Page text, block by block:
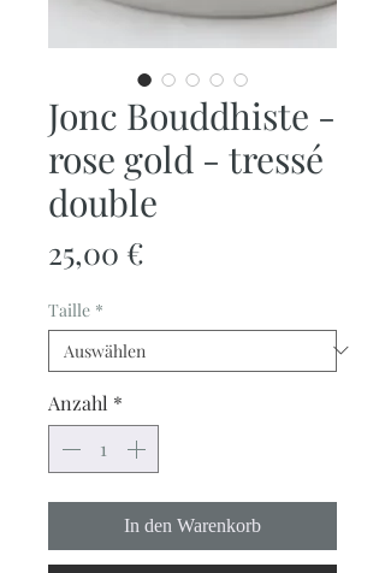
Jonc Bouddhiste -
rose gold - tressé
double
25,00 €
Taille *
Anzahl *
In den Warenkorb